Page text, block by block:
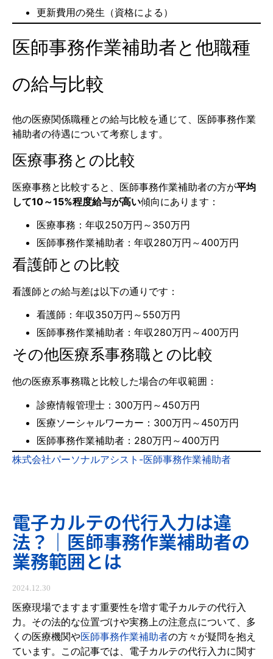
更新費用の発生（資格による）
医師事務作業補助者と他職種
の給与比較
他の医療関係職種との給与比較を通じて、医師事務作業
補助者の待遇について考察します。
医療事務との比較
医療事務と比較すると、医師事務作業補助者の方が平均
して10～15%程度給与が高い傾向にあります：
医療事務：年収250万円～350万円
医師事務作業補助者：年収280万円～400万円
看護師との比較
看護師との給与差は以下の通りです：
看護師：年収350万円～550万円
医師事務作業補助者：年収280万円～400万円
その他医療系事務職との比較
他の医療系事務職と比較した場合の年収範囲：
診療情報管理士：300万円～450万円
医療ソーシャルワーカー：300万円～450万円
医師事務作業補助者：280万円～400万円
株式会社パーソナルアシスト-医師事務作業補助者
電子カルテの代行入力は違
法？｜医師事務作業補助者の
業務範囲とは
2024.12.30
医療現場でますます重要性を増す電子カルテの代行入
力。その法的な位置づけや実務上の注意点について、多
くの医療機関や医師事務作業補助者の方々が疑問を抱え
ています。この記事では、電子カルテの代行入力に関す